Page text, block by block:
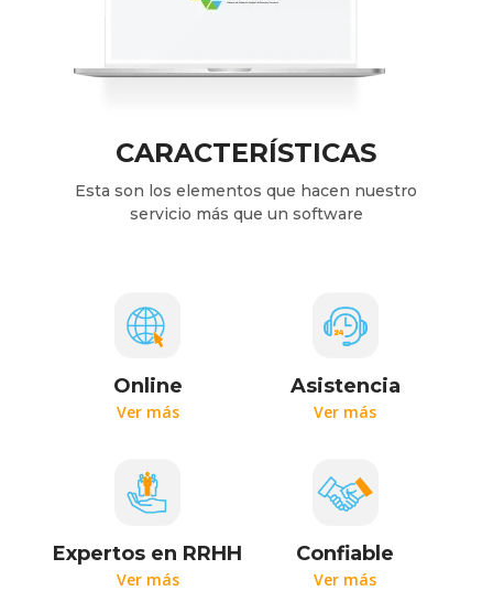
CARACTERÍSTICAS
Esta son los elementos que hacen nuestro
servicio más que un software
Online
Ver más
Asistencia
Ver más
Expertos en RRHH
Ver más
Confiable
Ver más